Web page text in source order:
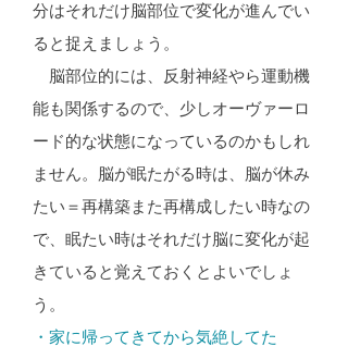
分はそれだけ脳部位で変化が進んでい
ると捉えましょう。
脳部位的には、反射神経やら運動機
能も関係するので、少しオーヴァーロ
ード的な状態になっているのかもしれ
ません。脳が眠たがる時は、脳が休み
たい＝再構築また再構成したい時なの
で、眠たい時はそれだけ脳に変化が起
きていると覚えておくとよいでしょ
う。
・家に帰ってきてから気絶してた​